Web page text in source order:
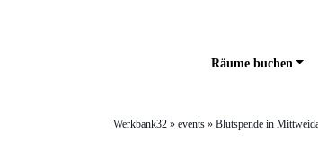
Räume buchen
Werkbank32 » events » Blutspende in